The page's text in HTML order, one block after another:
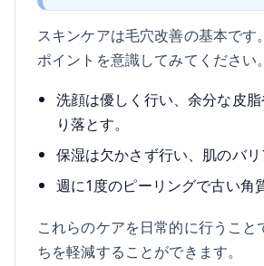
スキンケアは毛穴改善の基本です
ポイントを意識してみてください。
洗顔は優しく行い、余分な皮
り落とす。
保湿は欠かさず行い、肌のバリ
週に1度のピーリングで古い角
これらのケアを日常的に行うこと
ちを軽減することができます。